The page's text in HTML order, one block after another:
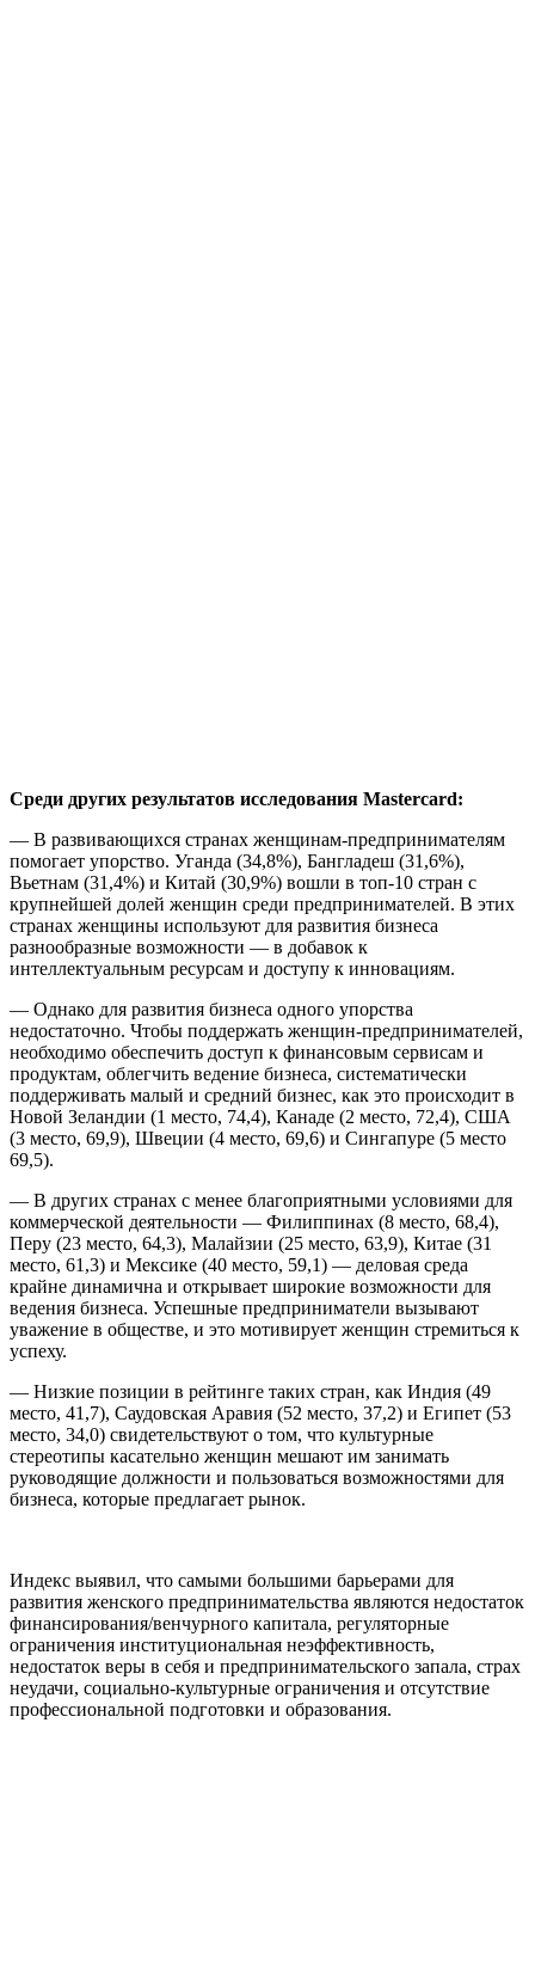
Среди других результатов исследования Mastercard:
— В развивающихся странах женщинам-предпринимателям
помогает упорство. Уганда (34,8%), Бангладеш (31,6%),
Вьетнам (31,4%) и Китай (30,9%) вошли в топ-10 стран с
крупнейшей долей женщин среди предпринимателей. В этих
странах женщины используют для развития бизнеса
разнообразные возможности — в добавок к
интеллектуальным ресурсам и доступу к инновациям.
— Однако для развития бизнеса одного упорства
недостаточно. Чтобы поддержать женщин-предпринимателей,
необходимо обеспечить доступ к финансовым сервисам и
продуктам, облегчить ведение бизнеса, систематически
поддерживать малый и средний бизнес, как это происходит в
Новой Зеландии (1 место, 74,4), Канаде (2 место, 72,4), США
(3 место, 69,9), Швеции (4 место, 69,6) и Сингапуре (5 место
69,5).
— В других странах с менее благоприятными условиями для
коммерческой деятельности — Филиппинах (8 место, 68,4),
Перу (23 место, 64,3), Малайзии (25 место, 63,9), Китае (31
место, 61,3) и Мексике (40 место, 59,1) — деловая среда
крайне динамична и открывает широкие возможности для
ведения бизнеса. Успешные предприниматели вызывают
уважение в обществе, и это мотивирует женщин стремиться к
успеху.
— Низкие позиции в рейтинге таких стран, как Индия (49
место, 41,7), Саудовская Аравия (52 место, 37,2) и Египет (53
место, 34,0) свидетельствуют о том, что культурные
стереотипы касательно женщин мешают им занимать
руководящие должности и пользоваться возможностями для
бизнеса, которые предлагает рынок.
Индекс выявил, что самыми большими барьерами для
развития женского предпринимательства являются недостаток
финансирования/венчурного капитала, регуляторные
ограничения институциональная неэффективность,
недостаток веры в себя и предпринимательского запала, страх
неудачи, социально-культурные ограничения и отсутствие
профессиональной подготовки и образования.